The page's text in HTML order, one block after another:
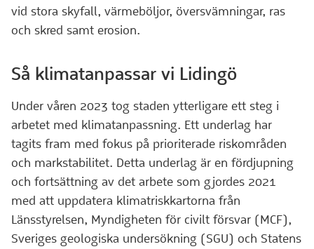
vid stora skyfall, värmeböljor, översvämningar, ras
och skred samt erosion.
Så klimatanpassar vi Lidingö
Under våren 2023 tog staden ytterligare ett steg i
arbetet med klimatanpassning. Ett underlag har
tagits fram med fokus på prioriterade riskområden
och markstabilitet. Detta underlag är en fördjupning
och fortsättning av det arbete som gjordes 2021
med att uppdatera klimatriskkartorna från
Länsstyrelsen, Myndigheten för civilt försvar (MCF),
Sveriges geologiska undersökning (SGU) och Statens